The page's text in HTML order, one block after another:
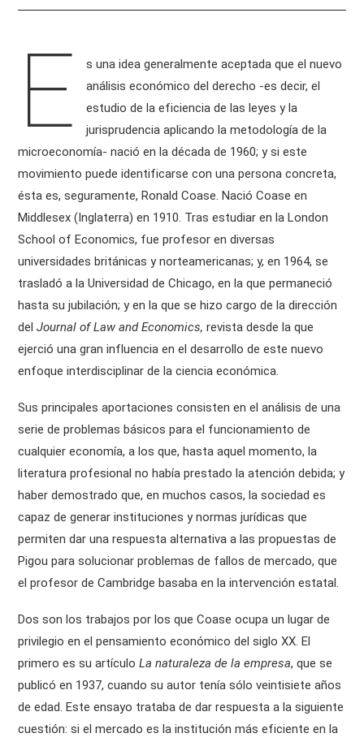
E
s una idea generalmente aceptada que el nuevo
análisis económico del derecho -es decir, el
estudio de la eficiencia de las leyes y la
jurisprudencia aplicando la metodología de la
microeconomía- nació en la década de 1960; y si este
movimiento puede identificarse con una persona concreta,
ésta es, seguramente, Ronald Coase. Nació Coase en
Middlesex (Inglaterra) en 1910. Tras estudiar en la London
School of Economics, fue profesor en diversas
universidades británicas y norteamericanas; y, en 1964, se
trasladó a la Universidad de Chicago, en la que permaneció
hasta su jubilación; y en la que se hizo cargo de la dirección
delJournal of Law and Economics, revista desde la que
ejerció una gran influencia en el desarrollo de este nuevo
enfoque interdisciplinar de la ciencia económica.
Sus principales aportaciones consisten en el análisis de una
serie de problemas básicos para el funcionamiento de
cualquier economía, a los que, hasta aquel momento, la
literatura profesional no había prestado la atención debida; y
haber demostrado que, en muchos casos, la sociedad es
capaz de generar instituciones y normas jurídicas que
permiten dar una respuesta alternativa a las propuestas de
Pigou para solucionar problemas de fallos de mercado, que
el profesor de Cambridge basaba en la intervención estatal.
Dos son los trabajos por los que Coase ocupa un lugar de
privilegio en el pensamiento económico del siglo XX. El
primero es su artículoLa naturaleza de la empresa, que se
publicó en 1937, cuando su autor tenía sólo veintisiete años
de edad. Este ensayo trataba de dar respuesta a la siguiente
cuestión: si el mercado es la institución más eficiente en la